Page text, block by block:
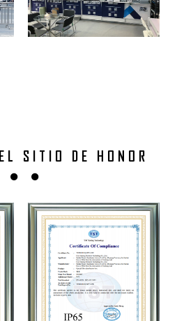
SITIO DE HONOR